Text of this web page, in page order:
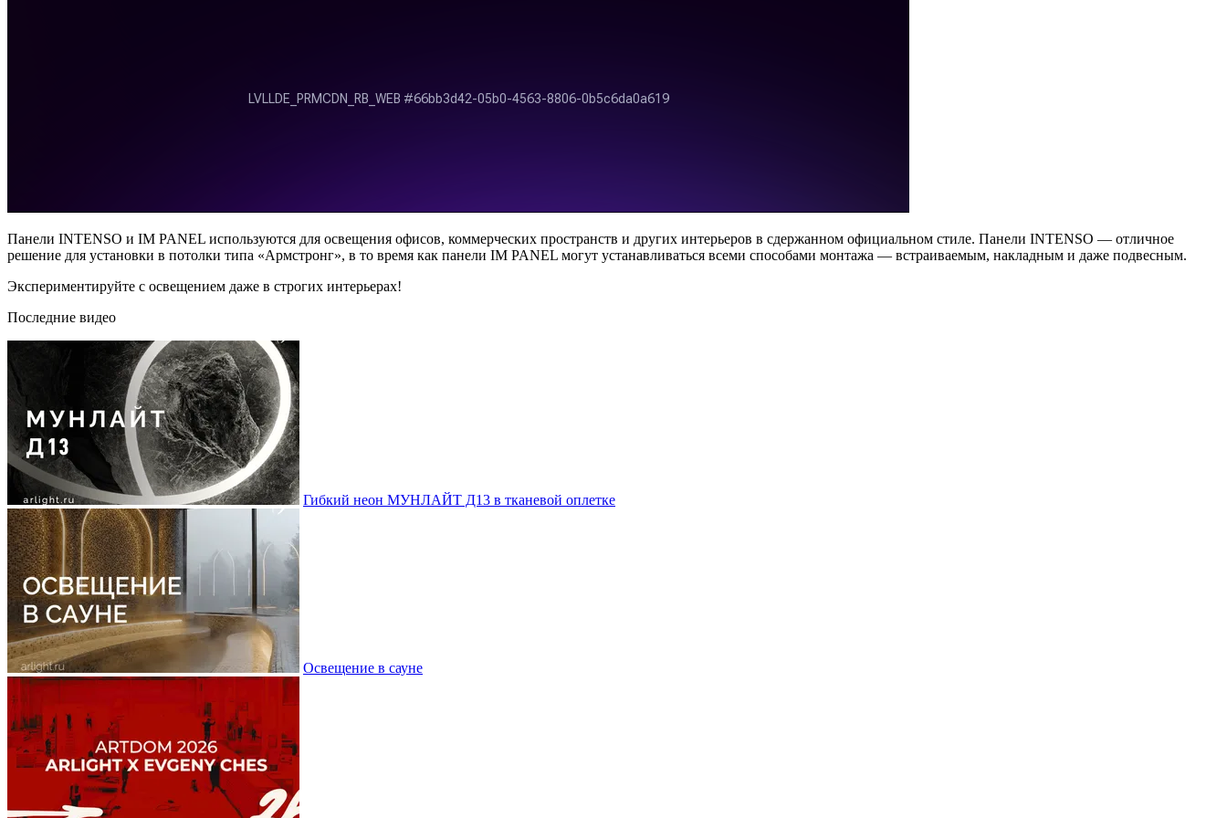
Панели INTENSO и IM PANEL используются для освещения офисов, коммерческих пространств и других интерьеров в сдержанном официальном стиле. Панели INTENSO — отличное
решение для установки в потолки типа «Армстронг», в то время как панели IM PANEL могут устанавливаться всеми способами монтажа — встраиваемым, накладным и даже подвесным.
Экспериментируйте с освещением даже в строгих интерьерах!
Последние видео
Гибкий неон МУНЛАЙТ Д13 в тканевой оплетке
Освещение в сауне